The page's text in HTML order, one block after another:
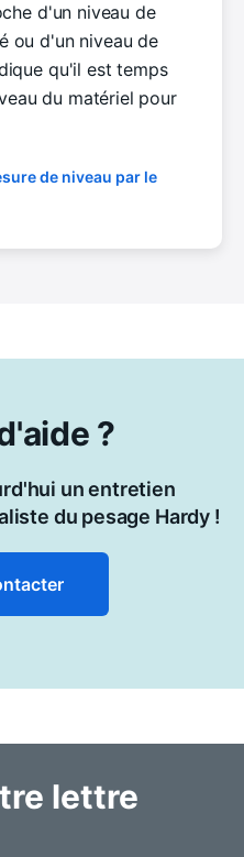
d'un niveau de
ou d'un niveau de
qu'il est temps
du matériel pour
de niveau par le
?
un entretien
du pesage Hardy !
lettre